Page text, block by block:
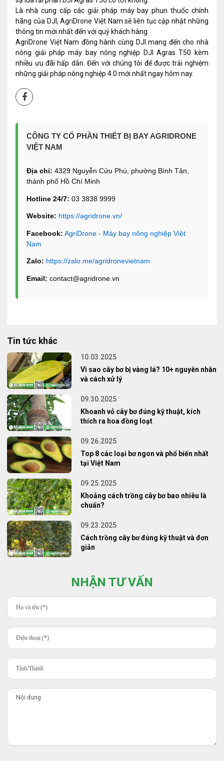
Là nhà cung cấp các giải pháp máy bay phun thuốc chính
hãng của DJI, AgriDrone Việt Nam sẽ liên tục cập nhật những
thông tin mới nhất đến với quý khách hàng.
AgriDrone Việt Nam đồng hành cùng DJI mang đến cho nhà
nông giải pháp máy bay nông nghiệp DJI Agras T50 kèm
nhiều ưu đãi hấp dẫn. Đến với chúng tôi để được trải nghiệm
những giải pháp nông nghiệp 4.0 mới nhất ngay hôm nay.
CÔNG TY CỔ PHẦN THIẾT BỊ BAY AGRIDRONE
VIỆT NAM
Địa chỉ: 4329 Nguyễn Cửu Phú, phường Bình Tân,
thành phố Hồ Chí Minh
Hotline 24/7: 03 3838 9999
Website: https://agridrone.vn/
Facebook: AgriDrone - Máy bay nông nghiệp Việt
Nam
Zalo: https://zalo.me/agridronevietnam
Email: contact@agridrone.vn
Tin tức khác
10.03.2025
Vì sao cây bơ bị vàng lá? 10+ nguyên nhân
và cách xử lý
09.30.2025
Khoanh vỏ cây bơ đúng kỹ thuật, kích
thích ra hoa đồng loạt
09.26.2025
Top 8 các loại bơ ngon và phổ biến nhất
tại Việt Nam
09.25.2025
Khoảng cách trồng cây bơ bao nhiêu là
chuẩn?
09.23.2025
Cách trồng cây bơ đúng kỹ thuật và đơn
giản
NHẬN TƯ VẤN